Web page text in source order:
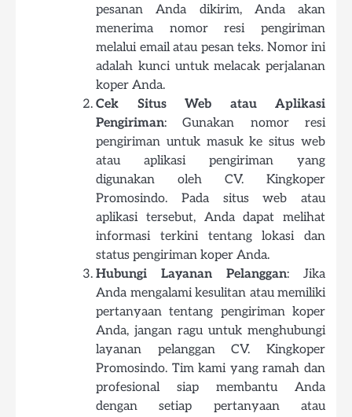
pesanan Anda dikirim, Anda akan
menerima nomor resi pengiriman
melalui email atau pesan teks. Nomor ini
adalah kunci untuk melacak perjalanan
koper Anda.
Cek Situs Web atau Aplikasi
Pengiriman: Gunakan nomor resi
pengiriman untuk masuk ke situs web
atau aplikasi pengiriman yang
digunakan oleh CV. Kingkoper
Promosindo. Pada situs web atau
aplikasi tersebut, Anda dapat melihat
informasi terkini tentang lokasi dan
status pengiriman koper Anda.
Hubungi Layanan Pelanggan: Jika
Anda mengalami kesulitan atau memiliki
pertanyaan tentang pengiriman koper
Anda, jangan ragu untuk menghubungi
layanan pelanggan CV. Kingkoper
Promosindo. Tim kami yang ramah dan
profesional siap membantu Anda
dengan setiap pertanyaan atau